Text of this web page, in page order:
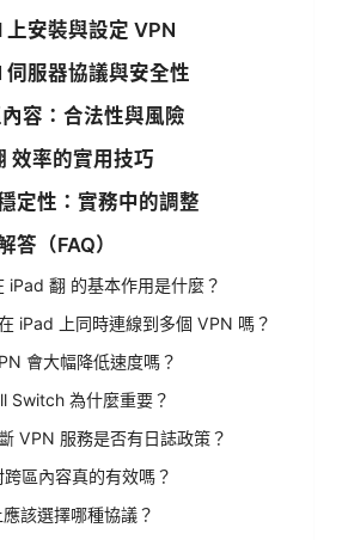
上安裝與設定 VPN
伺服器協議與安全性
容：合法性與風險
效率的實用技巧
定性：實務中的調整
答（FAQ）
iPad 翻 的基本作用是什麼？
iPad 上同時連線到多個 VPN 嗎？
會大幅降低速度嗎？
Switch 為什麼重要？
VPN 服務是否有日誌政策？
區內容真的有效嗎？
該選擇哪種協議？